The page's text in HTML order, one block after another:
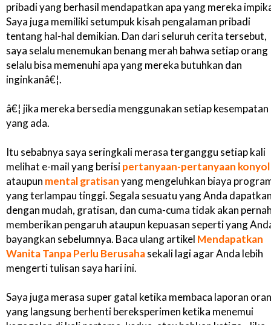
pribadi yang berhasil mendapatkan apa yang mereka
Saya juga memiliki setumpuk kisah pengalaman pribadi
tentang hal-hal demikian. Dan dari seluruh cerita tersebut,
saya selalu menemukan benang merah bahwa setiap orang
selalu bisa memenuhi apa yang mereka butuhkan dan
inginkanâ€¦.
â€¦ jika mereka bersedia menggunakan setiap kesempatan
yang ada.
Itu sebabnya saya seringkali merasa terganggu setiap kali
melihat e-mail yang berisipertanyaan-pertanyaan konyol
ataupun mental gratisanyang mengeluhkan biaya
yang terlampau tinggi. Segala sesuatu yang Anda
dengan mudah, gratisan, dan cuma-cuma tidak akan
memberikan pengaruh ataupun kepuasan seperti yang
bayangkan sebelumnya. Baca ulang artikel Mendapatkan
Wanita Tanpa Perlu Berusahasekali lagi agar Anda lebih
mengerti tulisan saya hari ini.
Saya juga merasa super gatal ketika membaca laporan
yang langsung berhenti bereksperimen ketika menemui